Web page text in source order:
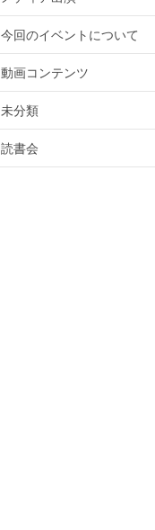
今回のイベントについて
動画コンテンツ
未分類
読書会